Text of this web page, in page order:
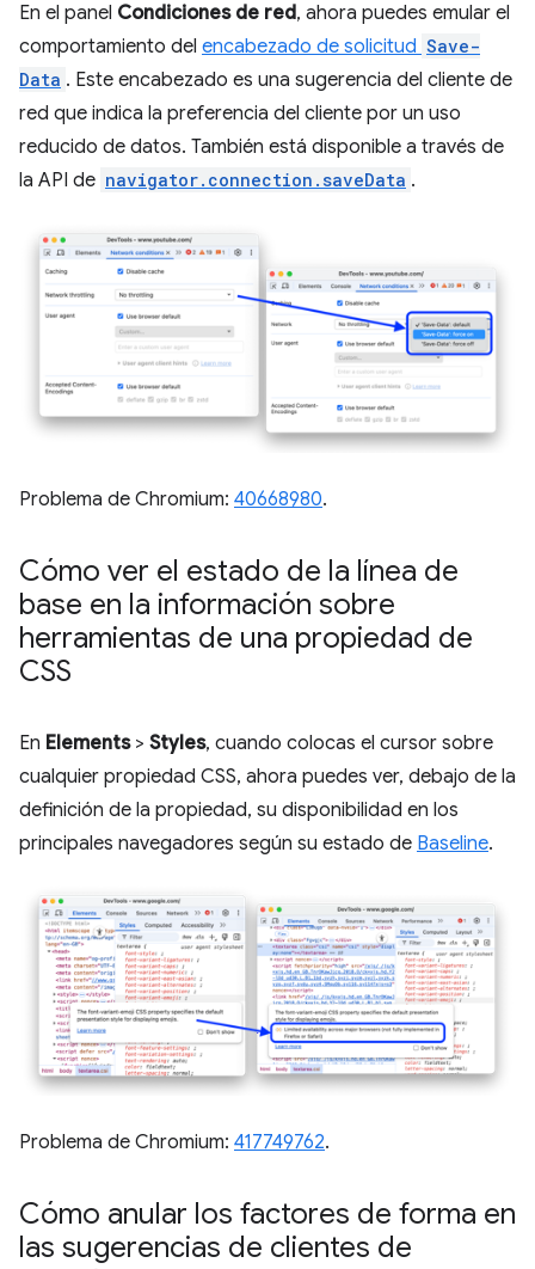
En el panel Condiciones de red, ahora puedes emular el
comportamiento del encabezado de solicitud Save-
Data . Este encabezado es una sugerencia del cliente de
red que indica la preferencia del cliente por un uso
reducido de datos. También está disponible a través de
la API de navigator.connection.saveData .
Problema de Chromium: 40668980.
Cómo ver el estado de la línea de
base en la información sobre
herramientas de una propiedad de
CSS
En Elements> Styles, cuando colocas el cursor sobre
cualquier propiedad CSS, ahora puedes ver, debajo de la
definición de la propiedad, su disponibilidad en los
principales navegadores según su estado de Baseline.
Problema de Chromium: 417749762.
Cómo anular los factores de forma en
las sugerencias de clientes de